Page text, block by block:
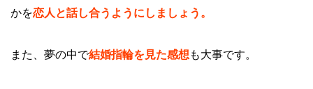
かを恋人と話し合うようにしましょう。
また、夢の中で結婚指輪を見た感想 も大事です。